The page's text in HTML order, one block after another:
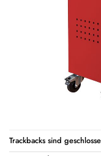
Trackbacks sind